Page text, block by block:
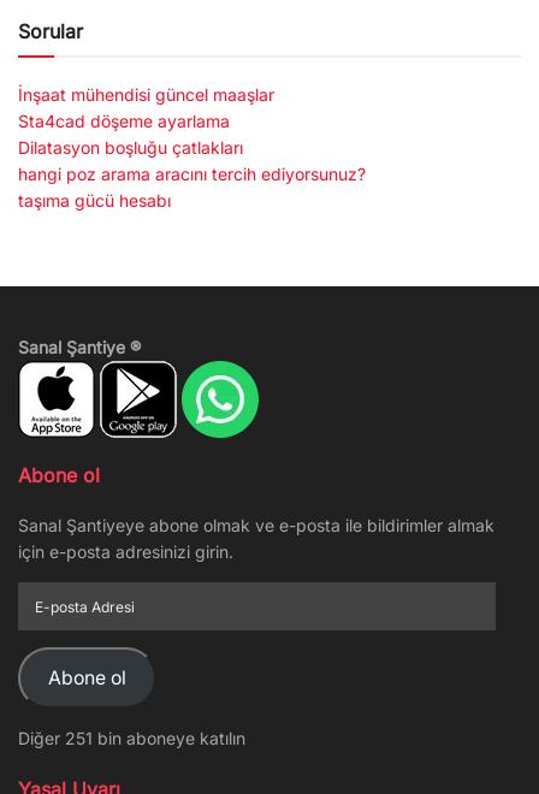
Sorular
İnşaat mühendisi güncel maaşlar
Sta4cad döşeme ayarlama
Dilatasyon boşluğu çatlakları
hangi poz arama aracını tercih ediyorsunuz?
taşıma gücü hesabı
Sanal Şantiye ®
Abone ol
Sanal Şantiyeye abone olmak ve e-posta ile bildirimler almak
için e-posta adresinizi girin.
posta
Adresi
Abone ol
Diğer 251 bin aboneye katılın